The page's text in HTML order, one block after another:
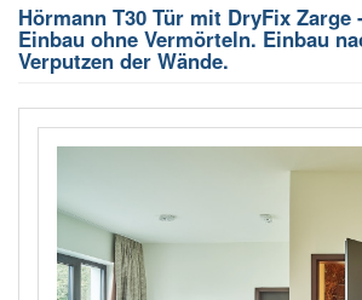
Hörmann T30 Tür mit DryFix Zarge
Einbau ohne Vermörteln. Einbau
Verputzen der Wände.